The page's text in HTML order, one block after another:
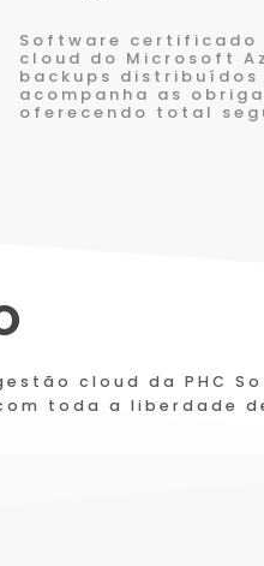
Software certificado
cloud do Microsoft
backups distribuídos
acompanha as
oferecendo total
cloud da PHC
toda a liberdade